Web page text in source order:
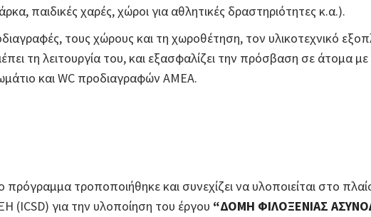
παιδικές χαρές, χώροι για αθλητικές δραστηριότητες κ.α.).
τους χώρους και τη χωροθέτηση, τον υλικοτεχνικό
τη λειτουργία του, και εξασφαλίζει την πρόσβαση σε άτομα
και WC προδιαγραφών ΑΜΕΑ.
τροποποιήθηκε και συνεχίζει να υλοποιείται στο
για την υλοποίηση του έργου “ΔΟΜΗ ΦΙΛΟΞΕΝΙΑΣ